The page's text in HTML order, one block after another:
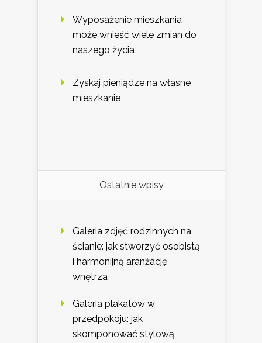
Wyposażenie mieszkania
może wnieść wiele zmian do
naszego życia
Zyskaj pieniądze na własne
mieszkanie
Ostatnie wpisy
Galeria zdjęć rodzinnych na
ścianie: jak stworzyć osobistą
i harmonijną aranżację
wnętrza
Galeria plakatów w
przedpokoju: jak
skomponować stylową